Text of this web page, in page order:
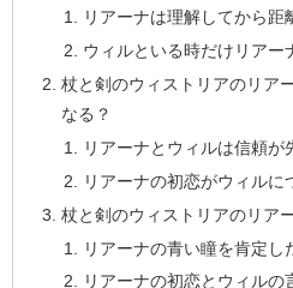
リアーナは理解してから距
ウィルといる時だけリアー
杖と剣のウィストリアのリア
なる？
リアーナとウィルは信頼が
リアーナの初恋がウィルに
杖と剣のウィストリアのリア
リアーナの青い瞳を肯定し
リアーナの初恋とウィルの